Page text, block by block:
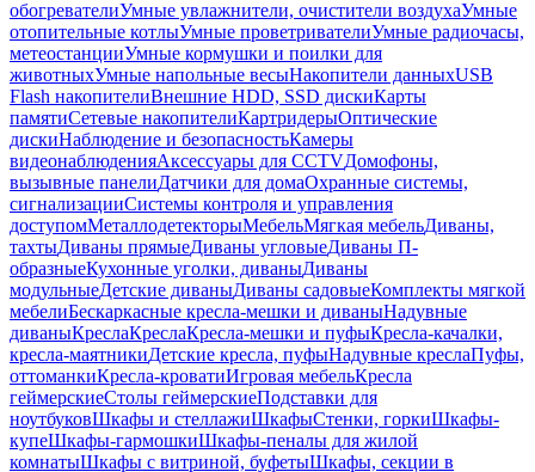
обогревателиУмные увлажнители, очистители воздухаУмные
отопительные котлыУмные проветривателиУмные радиочасы,
метеостанцииУмные кормушки и поилки для
животныхУмные напольные весыНакопители данныхUSB
Flash накопителиВнешние HDD, SSD дискиКарты
памятиСетевые накопителиКартридерыОптические
дискиНаблюдение и безопасностьКамеры
видеонаблюденияАксессуары для CCTVДомофоны,
вызывные панелиДатчики для домаОхранные системы,
сигнализацииСистемы контроля и управления
доступомМеталлодетекторыМебельМягкая мебельДиваны,
тахтыДиваны прямыеДиваны угловыеДиваны П-
образныеКухонные уголки, диваныДиваны
модульныеДетские диваныДиваны садовыеКомплекты мягкой
мебелиБескаркасные кресла-мешки и диваныНадувные
диваныКреслаКреслаКресла-мешки и пуфыКресла-качалки,
кресла-маятникиДетские кресла, пуфыНадувные креслаПуфы,
оттоманкиКресла-кроватиИгровая мебельКресла
геймерскиеСтолы геймерскиеПодставки для
ноутбуковШкафы и стеллажиШкафыСтенки, горкиШкафы-
купеШкафы-гармошкиШкафы-пеналы для жилой
комнатыШкафы с витриной, буфетыШкафы, секции в